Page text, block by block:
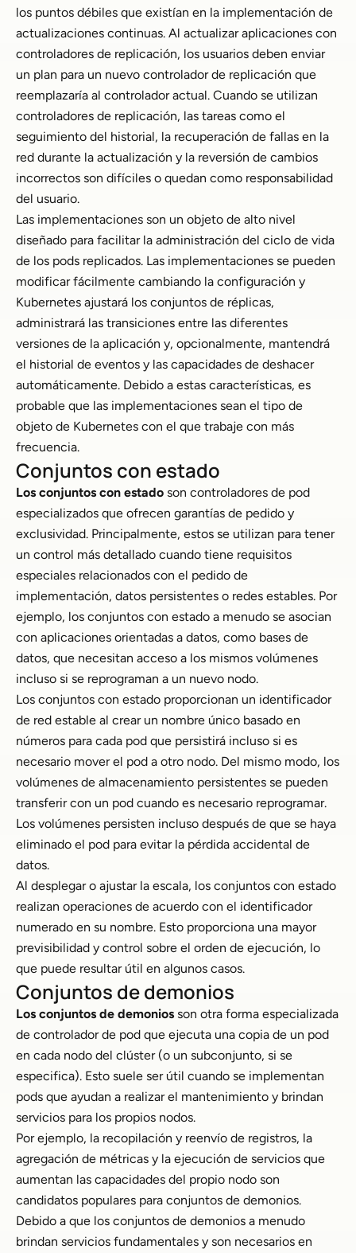
los puntos débiles que existían en la implementación de
actualizaciones continuas. Al actualizar aplicaciones con
controladores de replicación, los usuarios deben enviar
un plan para un nuevo controlador de replicación que
reemplazaría al controlador actual. Cuando se utilizan
controladores de replicación, las tareas como el
seguimiento del historial, la recuperación de fallas en la
red durante la actualización y la reversión de cambios
incorrectos son difíciles o quedan como responsabilidad
del usuario.
Las implementaciones son un objeto de alto nivel
diseñado para facilitar la administración del ciclo de vida
de los pods replicados. Las implementaciones se pueden
modificar fácilmente cambiando la configuración y
Kubernetes ajustará los conjuntos de réplicas,
administrará las transiciones entre las diferentes
versiones de la aplicación y, opcionalmente, mantendrá
el historial de eventos y las capacidades de deshacer
automáticamente. Debido a estas características, es
probable que las implementaciones sean el tipo de
objeto de Kubernetes con el que trabaje con más
frecuencia.
Conjuntos con estado
Los conjuntos con estado son controladores de pod
especializados que ofrecen garantías de pedido y
exclusividad. Principalmente, estos se utilizan para tener
un control más detallado cuando tiene requisitos
especiales relacionados con el pedido de
implementación, datos persistentes o redes estables. Por
ejemplo, los conjuntos con estado a menudo se asocian
con aplicaciones orientadas a datos, como bases de
datos, que necesitan acceso a los mismos volúmenes
incluso si se reprograman a un nuevo nodo.
Los conjuntos con estado proporcionan un identificador
de red estable al crear un nombre único basado en
números para cada pod que persistirá incluso si es
necesario mover el pod a otro nodo. Del mismo modo, los
volúmenes de almacenamiento persistentes se pueden
transferir con un pod cuando es necesario reprogramar.
Los volúmenes persisten incluso después de que se haya
eliminado el pod para evitar la pérdida accidental de
datos.
Al desplegar o ajustar la escala, los conjuntos con estado
realizan operaciones de acuerdo con el identificador
numerado en su nombre. Esto proporciona una mayor
previsibilidad y control sobre el orden de ejecución, lo
que puede resultar útil en algunos casos.
Conjuntos de demonios
Los conjuntos de demonios son otra forma especializada
de controlador de pod que ejecuta una copia de un pod
en cada nodo del clúster (o un subconjunto, si se
especifica). Esto suele ser útil cuando se implementan
pods que ayudan a realizar el mantenimiento y brindan
servicios para los propios nodos.
Por ejemplo, la recopilación y reenvío de registros, la
agregación de métricas y la ejecución de servicios que
aumentan las capacidades del propio nodo son
candidatos populares para conjuntos de demonios.
Debido a que los conjuntos de demonios a menudo
brindan servicios fundamentales y son necesarios en